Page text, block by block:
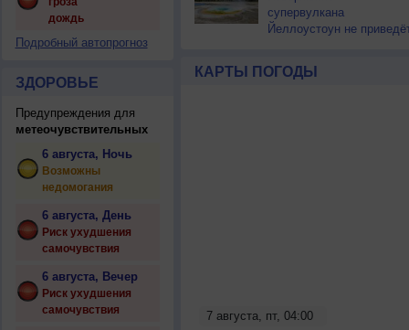
дождь
Подробный автопрогноз
ЗДОРОВЬЕ
Предупреждения для
метеочувствительных
6 августа, Ночь
Возможны
недомогания
6 августа, День
Риск ухудшения
самочувствия
6 августа, Вечер
Риск ухудшения
самочувствия
супервулкана
Йеллоустоун не
КАРТЫ ПОГОДЫ